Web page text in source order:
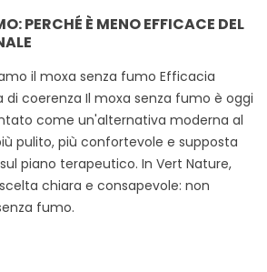
PERCHÉ È MENO EFFICACE DEL
il moxa senza fumo Efficacia
coerenza Il moxa senza fumo è oggi
come un'alternativa moderna al
pulito, più confortevole e supposta
piano terapeutico. In Vert Nature,
chiara e consapevole: non
fumo.